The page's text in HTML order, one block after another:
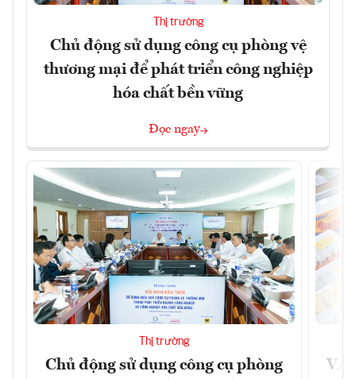
Thị trường
Chủ động sử dụng công cụ phòng vệ
thương mại để phát triển công nghiệp
hóa chất bền vững
Đọc ngay
Thị trường
Chủ động sử dụng công cụ phòng